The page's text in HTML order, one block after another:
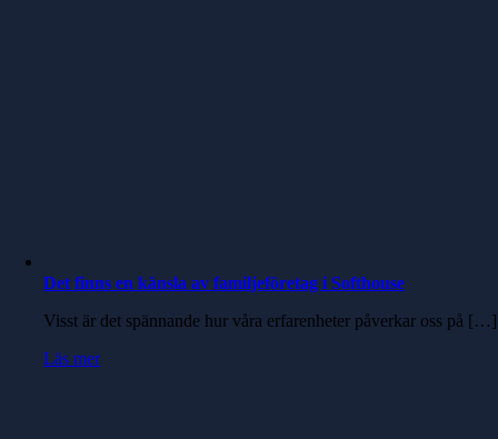
Det finns en känsla av familjeföretag i Softhouse
Visst är det spännande hur våra erfarenheter påverkar oss på […]
Läs mer